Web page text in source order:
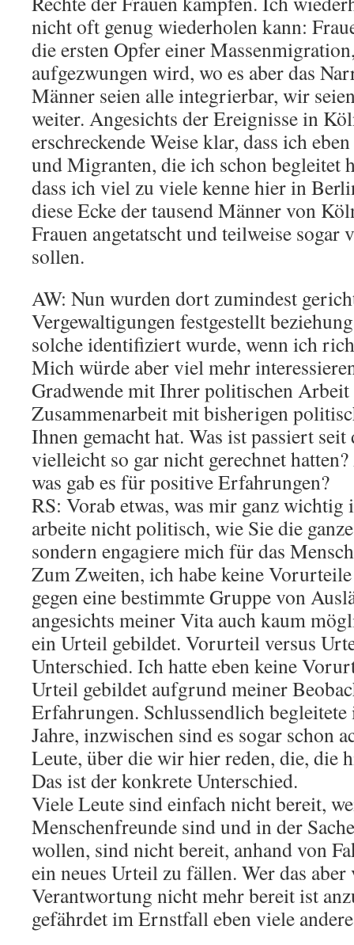
nicht oft genug wiederholen kann:
die ersten Opfer einer
aufgezwungen wird, wo es aber das
Männer seien alle integrierbar, wir
weiter. Angesichts der Ereignisse in
erschreckende Weise klar, dass ich
und Migranten, die ich schon begleitet
dass ich viel zu viele kenne hier in
diese Ecke der tausend Männer von
Frauen angetatscht und teilweise sogar
sollen.
AW: Nun wurden dort zumindest
Vergewaltigungen festgestellt
solche identifiziert wurde, wenn ich
Mich würde aber viel mehr
Gradwende mit Ihrer politischen Arbeit
Zusammenarbeit mit bisherigen
Ihnen gemacht hat. Was ist passiert
vielleicht so gar nicht gerechnet
was gab es für positive Erfahrungen?
RS: Vorab etwas, was mir ganz
arbeite nicht politisch, wie Sie die
sondern engagiere mich für das
Zum Zweiten, ich habe keine
gegen eine bestimmte Gruppe von
angesichts meiner Vita auch kaum
ein Urteil gebildet. Vorurteil versus
Unterschied. Ich hatte eben keine
Urteil gebildet aufgrund meiner
Erfahrungen. Schlussendlich
Jahre, inzwischen sind es sogar schon
Leute, über die wir hier reden, die, die
Das ist der konkrete Unterschied.
Viele Leute sind einfach nicht bereit,
Menschenfreunde sind und in der
wollen, sind nicht bereit, anhand von
ein neues Urteil zu fällen. Wer das
Verantwortung nicht mehr bereit ist
gefährdet im Ernstfall eben viele